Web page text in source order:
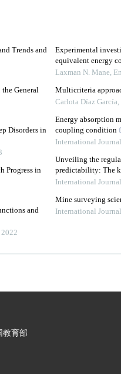
Trends and
General
Disorders in
Progress in
and
2022
Experimental
equivalent energy
Laxman N. Mane,
Multicriteria
Carlota Díaz García,
Energy absorption
coupling condition
International
Unveiling the
predictability: The
International
Mine surveying
International
教育部